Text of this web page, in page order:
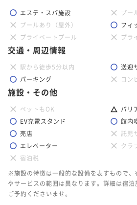
エステ・スパ施設
プー
プールあり（屋外）
フィ
プライベートプール
プラ
交通・周辺情報
駅から徒歩5分以内
送迎
パーキング
コン
施設・その他
ペットもOK
バリ
EV充電スタンド
館内
売店
託児
エレベーター
クラ
宿泊税
※施設の特徴は一般的な設備を表すもので
やサービスの範囲は異なります。詳細は宿泊
ご予約くださいませ。